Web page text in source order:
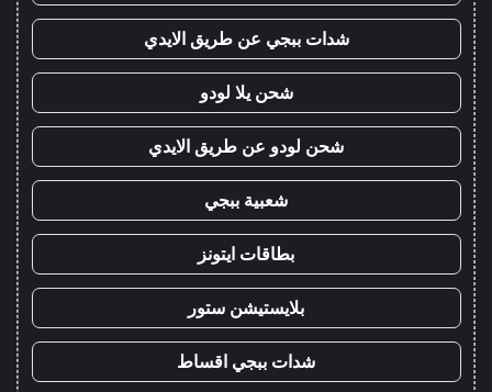
شدات ببجي عن طريق الايدي
شحن يلا لودو
شحن لودو عن طريق الايدي
شعبية ببجي
بطاقات ايتونز
بلايستيشن ستور
شدات ببجي اقساط